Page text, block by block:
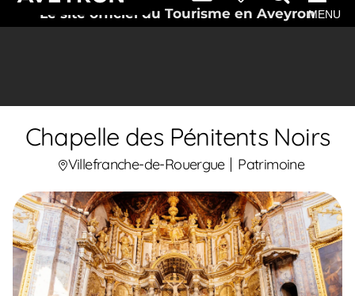
Le site officiel du Tourisme en AveyronMENU
Chapelle des Pénitents Noirs
Villefranche-de-Rouergue Patrimoine